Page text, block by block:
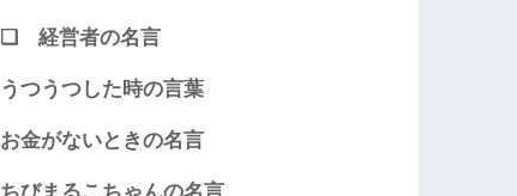
❏ 経営者の名言
うつうつした時の言葉
お金がないときの名言